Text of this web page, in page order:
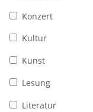
Konzert
Kultur
Kunst
Lesung
Literatur